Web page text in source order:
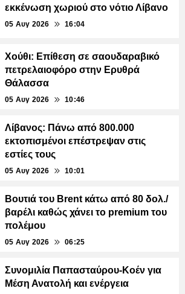
εκκένωση χωριού στο νότιο Λίβανο
05 Αυγ 2026 16:04
Χούθι: Επίθεση σε σαουδαραβικό
πετρελαιοφόρο στην Ερυθρά
Θάλασσα
05 Αυγ 2026 10:46
Λίβανος: Πάνω από 800.000
εκτοπισμένοι επέστρεψαν στις
εστίες τους
05 Αυγ 2026 10:01
Βουτιά του Brent κάτω από 80 δολ./
βαρέλι καθώς χάνει το premium του
πολέμου
05 Αυγ 2026 06:25
Συνομιλία Παπασταύρου-Κοέν για
Μέση Ανατολή και ενέργεια